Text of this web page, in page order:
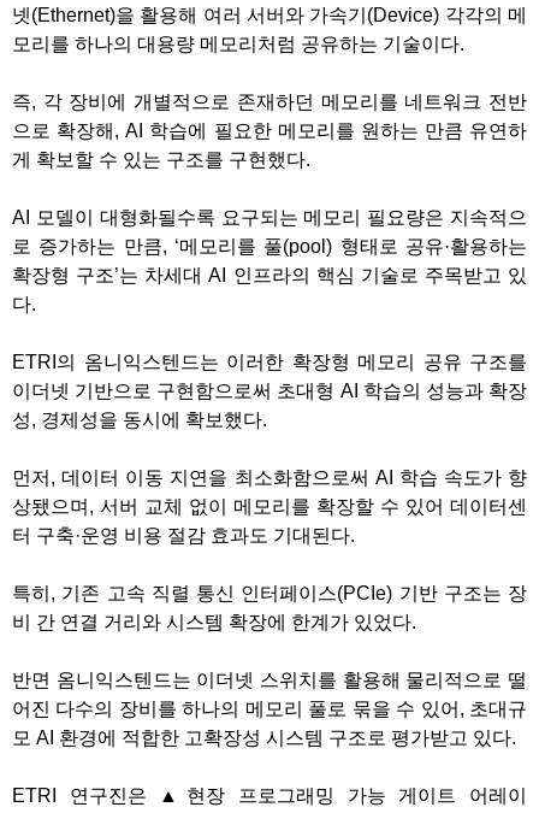
넷(Ethernet)을 활용해 여러 서버와 가속기(Device) 각각의 메
모리를 하나의 대용량 메모리처럼 공유하는 기술이다.
즉, 각 장비에 개별적으로 존재하던 메모리를 네트워크 전반
으로 확장해, AI 학습에 필요한 메모리를 원하는 만큼 유연하
게 확보할 수 있는 구조를 구현했다.
AI 모델이 대형화될수록 요구되는 메모리 필요량은 지속적으
로 증가하는 만큼, ‘메모리를 풀(pool) 형태로 공유·활용하는
확장형 구조’는 차세대 AI 인프라의 핵심 기술로 주목받고 있
다.
ETRI의 옴니익스텐드는 이러한 확장형 메모리 공유 구조를
이더넷 기반으로 구현함으로써 초대형 AI 학습의 성능과 확장
성, 경제성을 동시에 확보했다.
먼저, 데이터 이동 지연을 최소화함으로써 AI 학습 속도가 향
상됐으며, 서버 교체 없이 메모리를 확장할 수 있어 데이터센
터 구축·운영 비용 절감 효과도 기대된다.
특히, 기존 고속 직렬 통신 인터페이스(PCIe) 기반 구조는 장
비 간 연결 거리와 시스템 확장에 한계가 있었다.
반면 옴니익스텐드는 이더넷 스위치를 활용해 물리적으로 떨
어진 다수의 장비를 하나의 메모리 풀로 묶을 수 있어, 초대규
모 AI 환경에 적합한 고확장성 시스템 구조로 평가받고 있다.
ETRI 연구진은 ▲현장 프로그래밍 가능 게이트 어레이